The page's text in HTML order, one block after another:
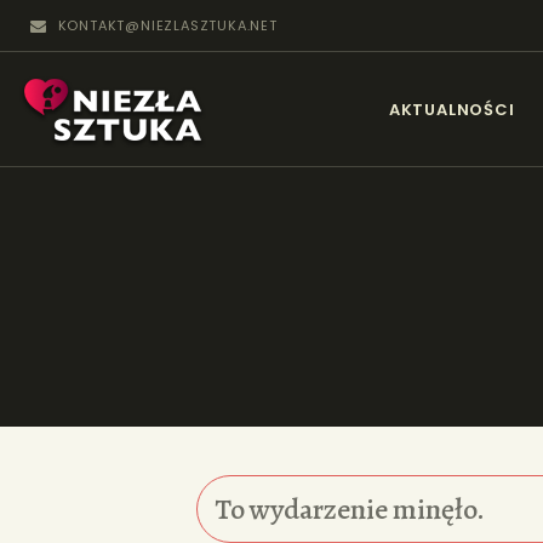
KONTAKT@NIEZLASZTUKA.NET
AKTUALNOŚCI
To wydarzenie minęło.